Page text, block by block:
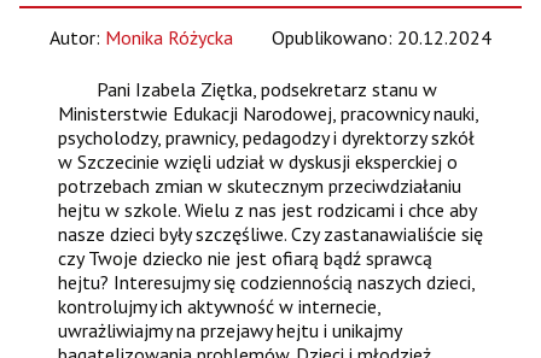
Autor: Monika Różycka Opublikowano: 20.12.2024
Pani Izabela Ziętka, podsekretarz stanu w
Ministerstwie Edukacji Narodowej, pracownicy nauki,
psycholodzy, prawnicy, pedagodzy i dyrektorzy szkół
w Szczecinie wzięli udział w dyskusji eksperckiej o
potrzebach zmian w skutecznym przeciwdziałaniu
hejtu w szkole. Wielu z nas jest rodzicami i chce aby
nasze dzieci były szczęśliwe. Czy zastanawialiście się
czy Twoje dziecko nie jest ofiarą bądź sprawcą
hejtu? Interesujmy się codziennością naszych dzieci,
kontrolujmy ich aktywność w internecie,
uwrażliwiajmy na przejawy hejtu i unikajmy